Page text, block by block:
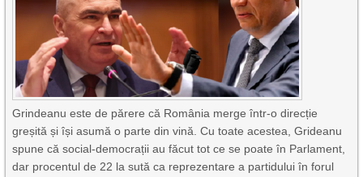
Grindeanu este de părere că România merge într-o direcție
greșită și își asumă o parte din vină. Cu toate acestea, Grideanu
spune că social-democrații au făcut tot ce se poate în Parlament,
dar procentul de 22 la sută ca reprezentare a partidului în forul